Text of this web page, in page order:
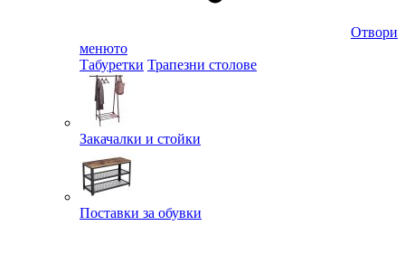
Отвори
менюто
Табуретки Трапезни столове
Закачалки и стойки
Поставки за обувки